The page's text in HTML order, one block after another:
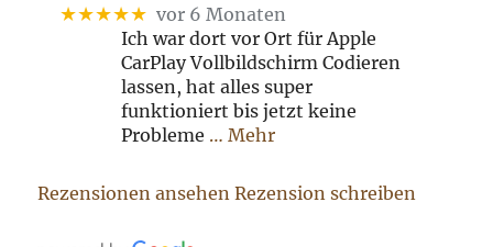
★★★★★ vor 6 Monaten
Ich war dort vor Ort für Apple
CarPlay Vollbildschirm Codieren
lassen, hat alles super
funktioniert bis jetzt keine
Probleme … Mehr
Rezensionen ansehen Rezension schreiben